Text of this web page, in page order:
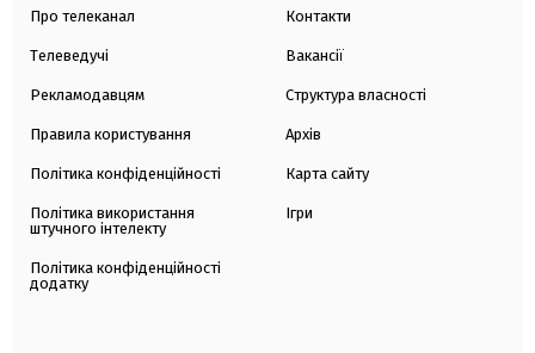
Про телеканал
Телеведучі
Рекламодавцям
Правила користування
Політика конфіденційності
Політика використання
штучного інтелекту
Політика конфіденційності
додатку
Контакти
Вакансії
Структура власності
Архів
Карта сайту
Ігри